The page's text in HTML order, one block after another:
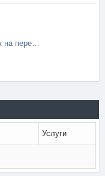
Форма подачи заявок на перенос [статистики | достижений | звания ]
Услуги